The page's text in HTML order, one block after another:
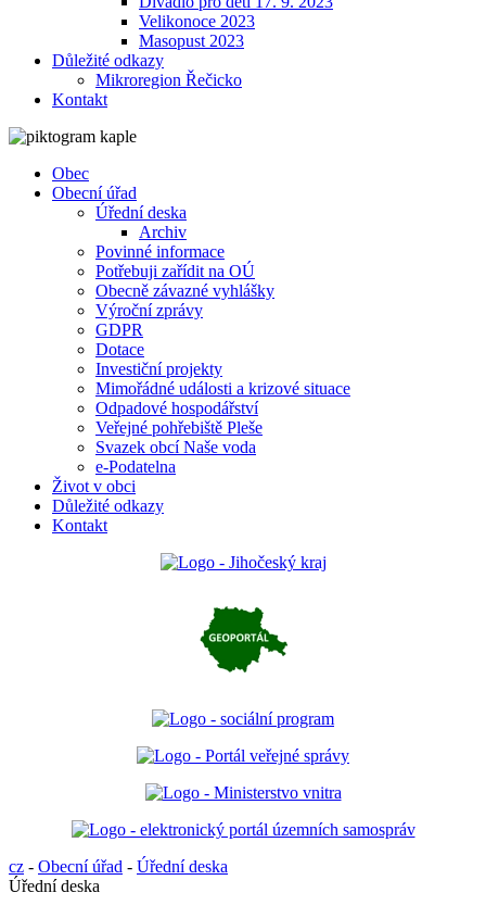
Velikonoce 2023
Masopust 2023
Důležité odkazy
Mikroregion Řečicko
Kontakt
Obec
Obecní úřad
Úřední deska
Archiv
Povinné informace
Potřebuji zařídit na OÚ
Obecně závazné vyhlášky
Výroční zprávy
GDPR
Dotace
Investiční projekty
Mimořádné události a krizové situace
Odpadové hospodářství
Veřejné pohřebiště Pleše
Svazek obcí Naše voda
e-Podatelna
Život v obci
Důležité odkazy
Kontakt
cz - Obecní úřad - Úřední deska
Úřední deska